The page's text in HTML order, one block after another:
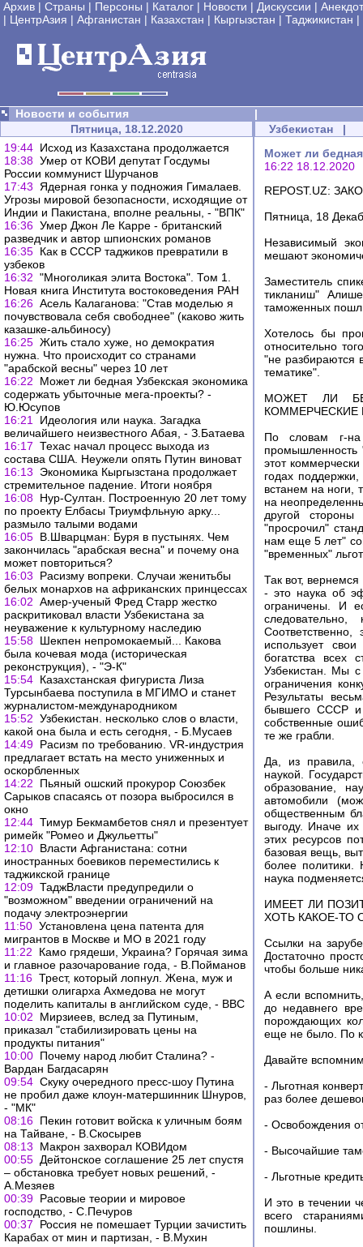
Архив | Страны | Персоны | Каталог | Новости | Дискуссии |
| ЦентрАзия | Афганистан | Казахстан | Кыргызстан | Таджикистан |
Новости и события
|
Пятница, 18.12.2020
19:44 Исход из Казахстана продолжается
18:38 Умер от КОВИ депутат Госдумы
России коммунист Шурчанов
17:43
Ядерная гонка у подножия Гималаев.
Угрозы мировой безопасности, исходящие от
Индии и Пакистана, вполне реальны, - "ВПК"
16:36 Умер Джон Ле Карре - британский
разведчик и автор шпионских романов
16:35 Как в СССР таджиков превратили в
узбеков
16:32 "Многоликая элита Востока". Том 1.
Новая книга Института востоковедения РАН
16:26 Асель Калаганова: "Став моделью я
почувствовала себя свободнее" (каково жить
казашке-альбиносу)
16:25 Жить стало хуже, но демократия
нужна. Что происходит со странами
"арабской весны" через 10 лет
16:22
Может ли бедная Узбекская экономика
содержать убыточные мега-проекты? -
Ю.Юсупов
16:21
Идеология или наука. Загадка
величайшего неизвестного Абая, - З.Батаева
16:17 Техас начал процесс выхода из
состава США. Неужели опять Путин виноват
16:13
Экономика Кыргызстана продолжает
стремительное падение. Итоги ноября
16:08 Нур-Султан. Построенную 20 лет тому
по проекту Елбасы Триумфльную арку...
размыло талыми водами
16:05 В.Шварцман: Буря в пустынях. Чем
закончилась "арабская весна" и почему она
может повториться?
16:03
Расизму вопреки. Случаи женитьбы
белых монархов на африканских принцессах
16:02 Амер-ученый Фред Старр жестко
раскритиковал власти Узбекистана за
неуважение к культурному наследию
15:58 Шекпен непромокаемый... Какова
была кочевая мода (историческая
реконструкция), - "Э-К"
15:54 Казахстанская фигуриста Лиза
Турсынбаева поступила в МГИМО и станет
журналистом-международником
15:52 Узбекистан. несколько слов о власти,
какой она была и есть сегодня, - Б.Мусаев
14:49 Расизм по требованию. VR-индустрия
предлагает встать на место униженных и
оскорбленных
14:22
Пьяный ошский прокурор Союзбек
Сарыков спасаясь от позора выбросился в
окно
12:44 Тимур Бекмамбетов снял и презентует
римейк "Ромео и Джульетты"
12:10 Власти Афганистана: сотни
иностранных боевиков переместились к
таджикской границе
12:09 ТаджВласти предупредили о
"возможном" введении ограничений на
подачу электроэнергии
11:50 Установлена цена патента для
мигрантов в Москве и МО в 2021 году
11:22
Камо грядеши, Украина? Горячая зима
и главное разочарование года, - В.Пойманов
11:16 Трест, который лопнул. Жена, муж и
детишки олигарха Ахмедова не могут
поделить капиталы в английском суде, - ВВС
10:02
Мирзиеев, вслед за Путиным,
приказал "стабилизировать цены на
продукты питания"
10:00 Почему народ любит Сталина? -
Вардан Багдасарян
09:54 Скуку очередного пресс-шоу Путина
не пробил даже клоун-матершинник Шнуров,
- "МК"
08:16 Пекин готовит войска к уличным боям
на Тайване, - В.Скосырев
08:13
Макрон захворал КОВИдом
00:55 Дейтонское соглашение 25 лет спустя
– обстановка требует новых решений, -
А.Мезяев
00:39 Расовые теории и мировое
господство, - С.Печуров
00:37
Россия не помешает Турции зачистить
Карабах от мин и партизан, - В.Мухин
Узбекистан |
Может ли
16:22 18.12.2020
REPOST.UZ:
Пятница, 18
Независимый
мешают
Заместитель
тикланиш"
таможенных
Хотелось бы
относительно
"не разбираются
тематике".
МОЖЕТ ЛИ
КОММЕРЧЕСКИЕ
По словам г-на
промышленность
этот
годах
встанем на ноги,
на
другой
"просрочил"
нам еще 5 лет"
"временных"
Так вот,
- это наука об
ограничены. И
использует
богатства
Узбекистан. Мы
ограничения
Результаты
бывшего СССР
собственные
те же грабли.
Да, из правила,
наукой.
образование,
автомобили
общественным
выгоду. Иначе
этих ресурсов
базовая вещь,
более политики.
наука
ИМЕЕТ ЛИ
ХОТЬ КАКОЕ-ТО
Ссылки на
Достаточно
чтобы больше
А если
до недавнего
порождающих
еще не было. По
Давайте
- Льготная
раз более
- Освобождения
- Высочайшие
- Льготные
И это в течении
всего
пошлины.